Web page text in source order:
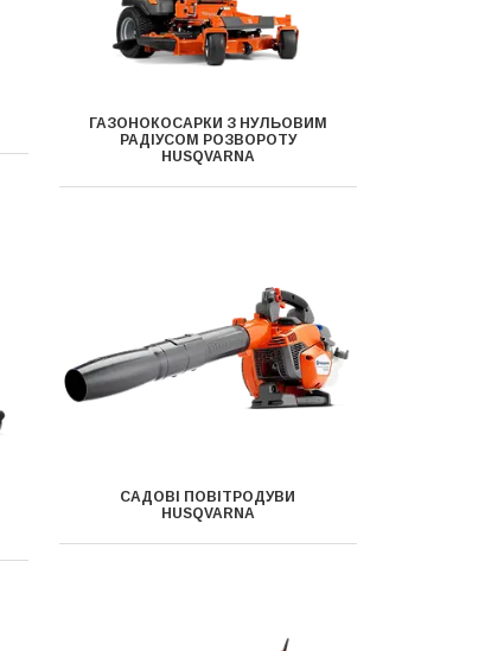
ГАЗОНОКОСАРКИ З НУЛЬОВИМ
РАДІУСОМ РОЗВОРОТУ
HUSQVARNA
САДОВІ ПОВІТРОДУВИ
HUSQVARNA